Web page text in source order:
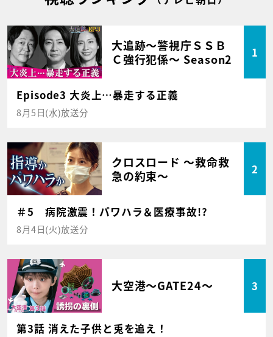
大追跡～警視庁ＳＳＢ
Ｃ強行犯係～ Season2
1
Episode3 大炎上…暴走する正義
8月5日(水)放送分
クロスロード ～救命救
急の約束～
2
＃5 病院激震！パワハラ＆医療事故!?
8月4日(火)放送分
大空港～GATE24～ 3
第3話 消えた子供と兎を追え！